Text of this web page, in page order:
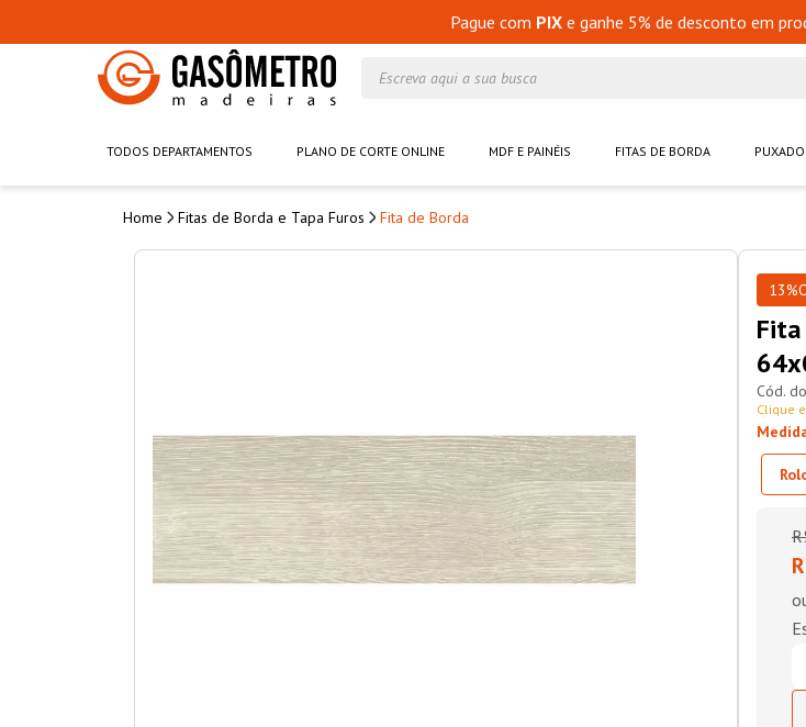
Pague com PIXe ganhe 5% de desconto em
TODOS DEPARTAMENTOS PLANO DE CORTE ONLINE MDF E PAINÉIS FITAS DE BORDA
Fitas de Borda e Tapa Furos Fita de Borda
13%
Fita
Clique